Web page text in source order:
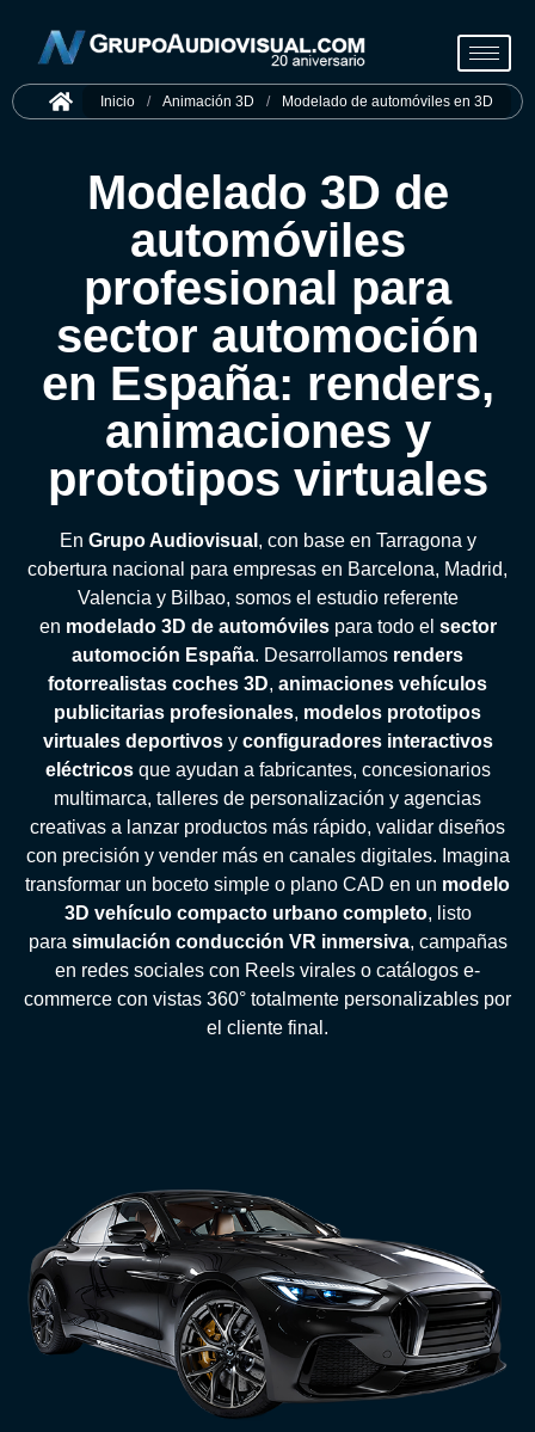
Inicio / Animación 3D / Modelado de automóviles en 3D
Modelado 3D de
automóviles
profesional para
sector automoción
en España: renders,
animaciones y
prototipos virtuales
En Grupo Audiovisual , con base en Tarragona y
cobertura nacional para empresas en Barcelona, Madrid,
Valencia y Bilbao, somos el estudio referente
en modelado 3D de automóvilespara todo el sector
automoción España. Desarrollamos renders
fotorrealistas coches 3D, animaciones vehículos
publicitarias profesionales, modelos prototipos
virtuales deportivosy configuradores interactivos
eléctricosque ayudan a fabricantes, concesionarios
multimarca, talleres de personalización y agencias
creativas a lanzar productos más rápido, validar diseños
con precisión y vender más en canales digitales. Imagina
transformar un boceto simple o plano CAD en un modelo
3D vehículo compacto urbano completo, listo
para simulación conducción VR inmersiva, campañas
en redes sociales con Reels virales o catálogos e-
commerce con vistas 360° totalmente personalizables por
el cliente final.